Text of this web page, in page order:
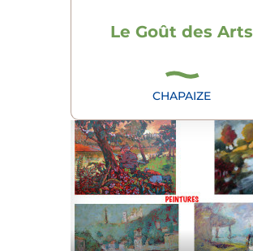
Le Goût des Arts
CHAPAIZE